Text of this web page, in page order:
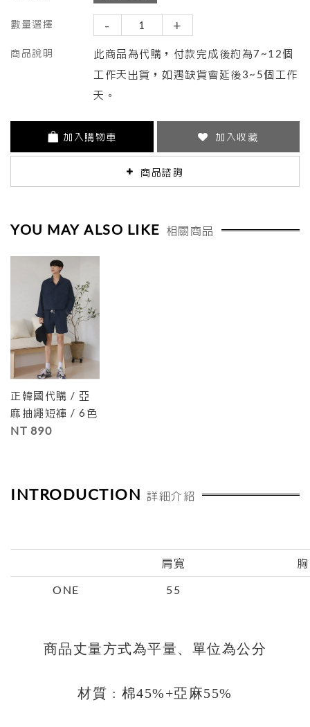
數量選擇 - +
商品說明
此商品為代購，付款完成後約為7~12個
工作天出貨，如遇缺貨會延後3~5個工作
天。
加入購物車 加入收藏
商品諮詢
YOU MAY ALSO LIKE 相關商品
正韓國代購 / 亞
麻抽繩短褲 / 6色
NT 890
INTRODUCTION 詳細介紹
肩寬
ONE 55
商品丈量方式為平量、單位為公分
材質 : 棉45%+亞麻55%